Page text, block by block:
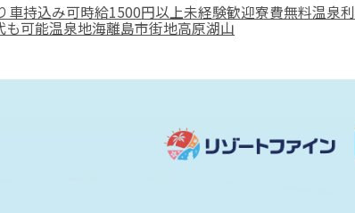
車持込み可時給1500円以上未経験歓迎寮費無料温泉
も可能温泉地海離島市街地高原湖山